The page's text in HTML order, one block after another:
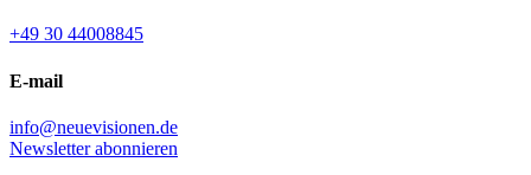
+49 30 44008845
E-mail
info@neuevisionen.de
Newsletter abonnieren